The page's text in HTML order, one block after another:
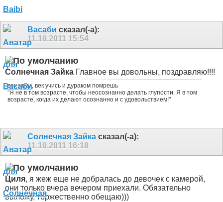
Васаби сказал(-а):
11.10.2011 15:54
Солнечная Зайка Главное вы довольны, поздравляю!!!!
век живи, век учись и дураком помрешь
"Я не в том возрасте, чтобы неосознанно делать глупости. Я в том
возрасте, когда их делают осознанно и с удовольствием!"
Солнечная Зайка сказал(-а):
11.10.2011 16:18
Циля, я жеж еще не добралась до девочек с камерой,
они только вчера вечером приехали. Обязательно
выложу, торжественно обещаю)))